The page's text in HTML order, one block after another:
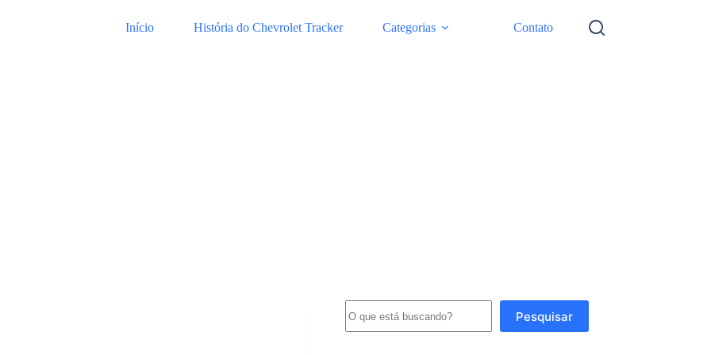
Início História do Chevrolet Tracker Categorias Contato
Pesquisar